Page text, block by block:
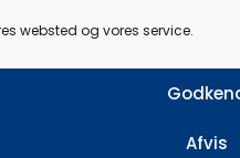
websted og vores service.
Afvis